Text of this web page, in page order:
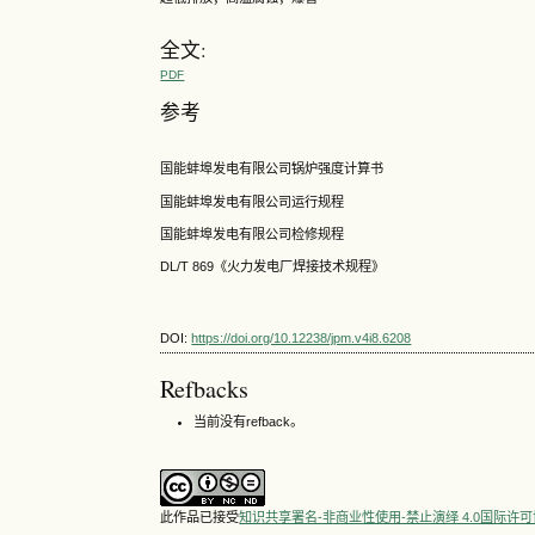
全文:
PDF
参考
国能蚌埠发电有限公司锅炉强度计算书
国能蚌埠发电有限公司运行规程
国能蚌埠发电有限公司检修规程
DL/T 869《火力发电厂焊接技术规程》
DOI:https://doi.org/10.12238/jpm.v4i8.6208
Refbacks
当前没有refback。
此作品已接受知识共享署名-非商业性使用-禁止演绎 4.0国际许可